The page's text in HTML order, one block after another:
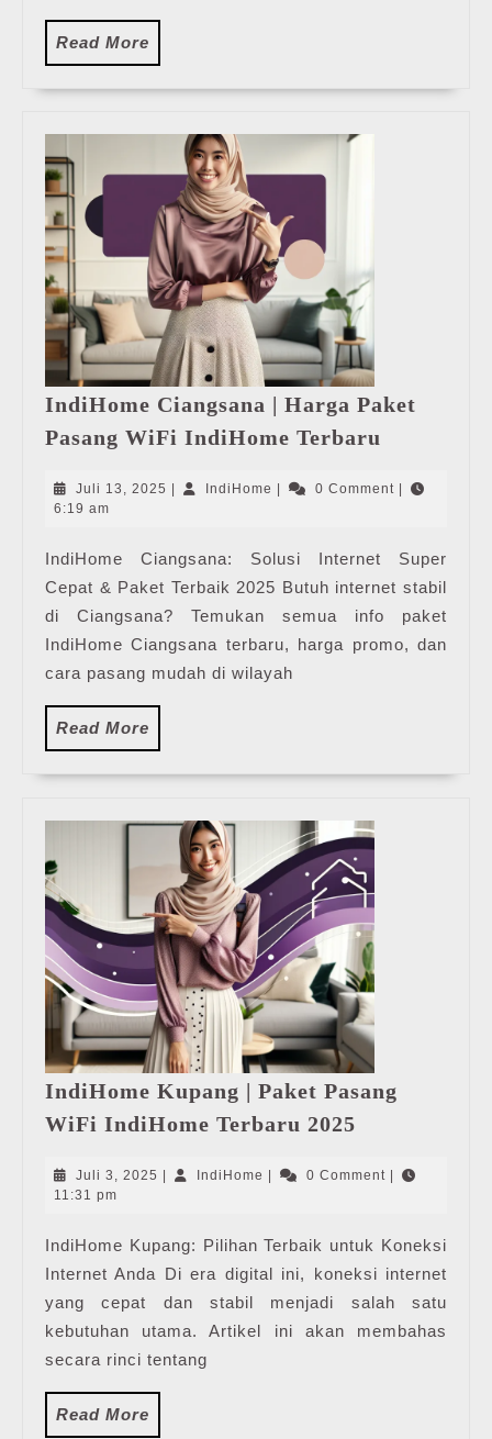
Read More
More
IndiHome Ciangsana | Harga Paket
Pasang WiFi IndiHome Terbaru
|
Pasang
WiFi
IndiHome
Terbaru
Juli 13, 2025 Juli
IndiHome IndiHome0 Comment
6:19 am
IndiHome Ciangsana: Solusi Internet Super
Cepat & Paket Terbaik 2025 Butuh internet stabil
di Ciangsana? Temukan semua info paket
IndiHome Ciangsana terbaru, harga promo, dan
cara pasang mudah di wilayah
Read More
More
IndiHome Kupang | Paket Pasang
WiFi IndiHome Terbaru 2025
|
WiFi
IndiHome
Terbaru
2025
Juli 3, 2025 Juli
| IndiHome IndiHome
| 0 Comment |
11:31 pm
IndiHome Kupang: Pilihan Terbaik untuk Koneksi
Internet Anda Di era digital ini, koneksi internet
yang cepat dan stabil menjadi salah satu
kebutuhan utama. Artikel ini akan membahas
secara rinci tentang
Read More